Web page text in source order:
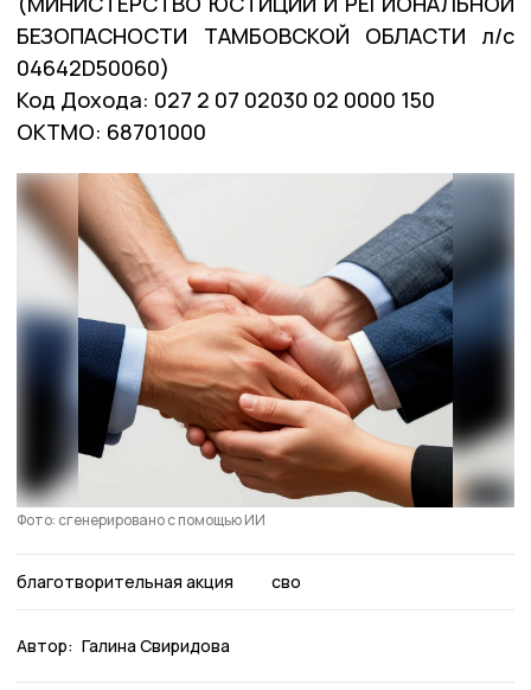
БЕЗОПАСНОСТИ ТАМБОВСКОЙ ОБЛАСТИ л/с
04642D50060)
Код Дохода: 027 2 07 02030 02 0000 150
ОКТМО: 68701000
Фото: сгенерировано с помощью ИИ
благотворительная акция сво
Автор: Галина Свиридова